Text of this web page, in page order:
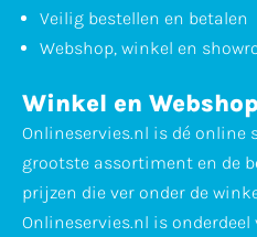
Veilig bestellen en betalen
Webshop, winkel en
Winkel en Webshop
Onlineservies.nl is dé online
grootste assortiment en de
prijzen die ver onder de
Onlineservies.nl is onderdeel